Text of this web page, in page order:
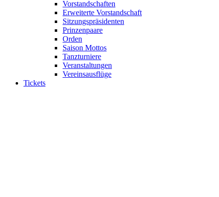
Vorstandschaften
Erweiterte Vorstandschaft
Sitzungspräsidenten
Prinzenpaare
Orden
Saison Mottos
Tanzturniere
Veranstaltungen
Vereinsausflüge
Tickets